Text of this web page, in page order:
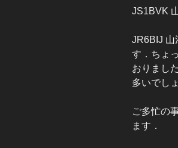
JS1BVK
JR6BIJ 山
す．ちょ
おりまし
多いでし
ご多忙の
ます．